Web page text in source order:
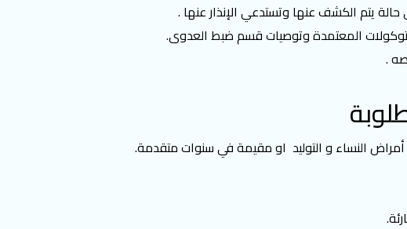
يتم الكشف عنها وتستدعي الإنذار عنها .
المعتمدة وتوصيات قسم ضبط العدوى.
.
النساء و التوليد او مقيمة في سنوات متقدمة.